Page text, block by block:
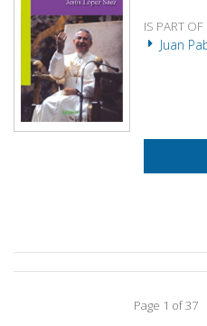
IS PART OF
Juan
Page 1 of 37